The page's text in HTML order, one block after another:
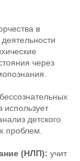
в
через
использует
детского
проблем.
(НЛП): учит